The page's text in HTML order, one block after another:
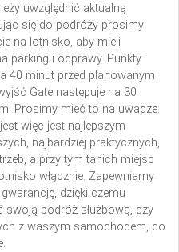
uwzględnić aktualną
się do podróży prosimy
na lotnisko, aby mieli
parking i odprawy. Punkty
40 minut przed planowanym
Gate następuje na 30
Prosimy mieć to na uwadze.
więc jest najlepszym
najbardziej praktycznych,
a przy tym tanich miejsc
włącznie. Zapewniamy
dzięki czemu
swoją podróż służbową, czy
z waszym samochodem, co